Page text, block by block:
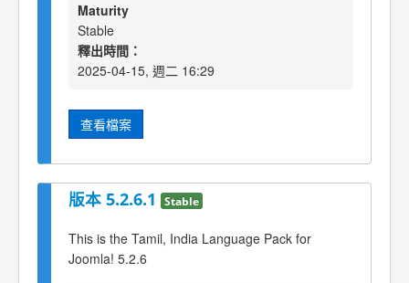
Maturity
Stable
釋出時間：
2025-04-15, 週二 16:29
查看檔案
版本 5.2.6.1 Stable
This is the Tamil, India Language Pack for
Joomla! 5.2.6